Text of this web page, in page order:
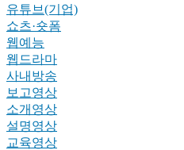
유튜브(기업)
쇼츠·숏폼
웹예능
웹드라마
사내방송
보고영상
소개영상
설명영상
교육영상